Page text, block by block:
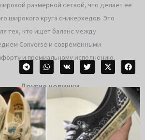
размерной сеткой, что делает её
широкого круга сникерхедов. Это
тех, кто ищет баланс между
Converse и современными
и премиальному исполнению.
Другие новинки